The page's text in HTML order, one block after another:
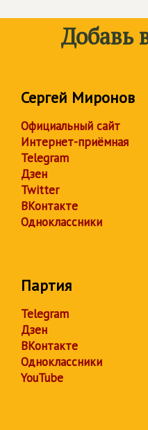
Добавь
Сергей Миронов
Официальный сайт
Интернет-приёмная
Telegram
Дзен
Twitter
ВКонтакте
Одноклассники
Партия
Telegram
Дзен
ВКонтакте
Одноклассники
YouTube